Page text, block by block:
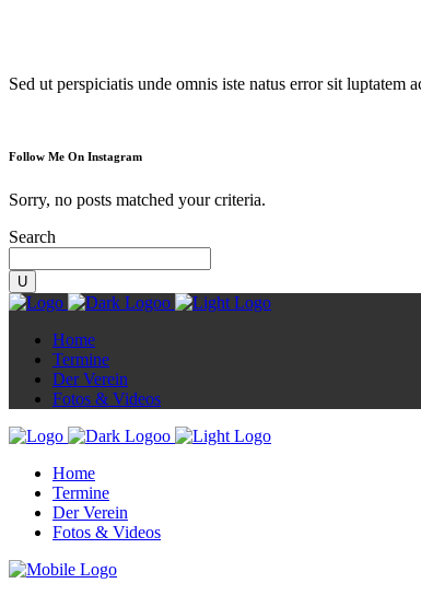
Sed ut perspiciatis unde omnis iste natus error sit luptatem
Follow Me On Instagram
Sorry, no posts matched your criteria.
Search
Home
Termine
Der Verein
Fotos & Videos
Home
Termine
Der Verein
Fotos & Videos